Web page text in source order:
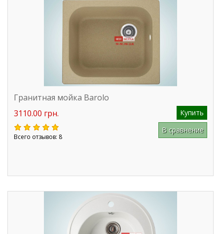
Гранитная мойка Barolo
3110.00 грн.
Купить
Всего отзывов: 8
В сравнение